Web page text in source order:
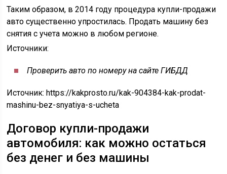
Таким образом, в 2014 году процедура купли-продажи
авто существенно упростилась. Продать машину без
снятия с учета можно в любом регионе.
Источники:
Проверить авто по номеру на сайте ГИБДД
Источник:https://kakprosto.ru/kak-904384-kak-prodat-
mashinu-bez-snyatiya-s-ucheta
Договор купли-продажи
автомобиля: как можно остаться
без денег и без машины